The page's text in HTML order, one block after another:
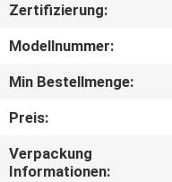
ÜBER
UNS
FABRIK-
TOUR
Zertifizierung:
Modellnummer:
Min Bestellmenge:
Preis:
Verpackung
Informationen: